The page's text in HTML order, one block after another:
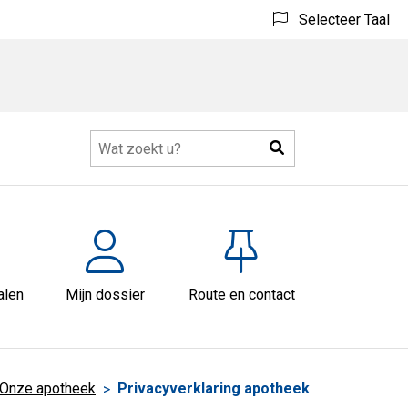
Selecteer Taal
Zoeken
Mijn dossier Route en contact
Onze apotheek Privacyverklaring apotheek